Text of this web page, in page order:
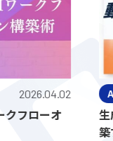
ーオ
AIオー
生成
築する